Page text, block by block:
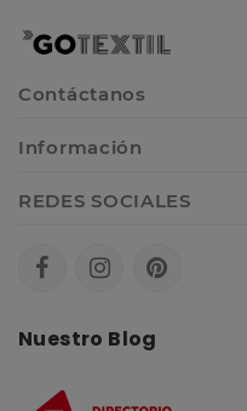
Contáctanos
Información
REDES SOCIALES
Nuestro Blog